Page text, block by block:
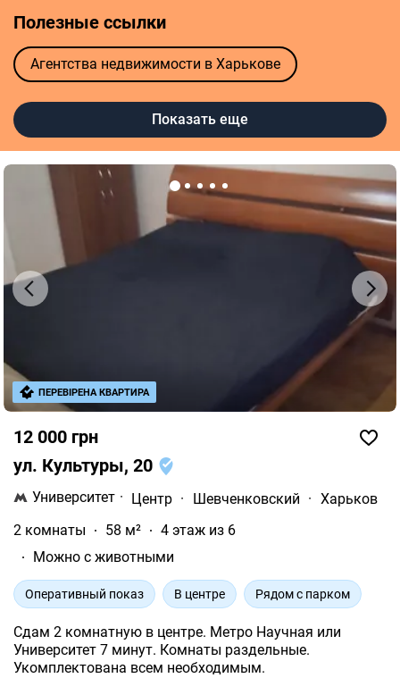
Полезные ссылки
Агентства недвижимости в Харькове
Показать еще
12 000 грн
ул. Культуры, 20
Университет · Центр · Шевченковский · Харьков
2 комнаты
58 м²
4 этаж из 6
Можно с животными
Оперативный показ В центре Рядом с парком
Сдам 2 комнатную в центре. Метро Научная или
Университет 7 минут. Комнаты раздельные.
Укомплектована всем необходимым.
ПЕРЕВІРЕНА КВАРТИРА